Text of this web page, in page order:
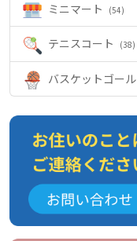
ミニマート (54)
テニスコート (38)
バスケットゴール